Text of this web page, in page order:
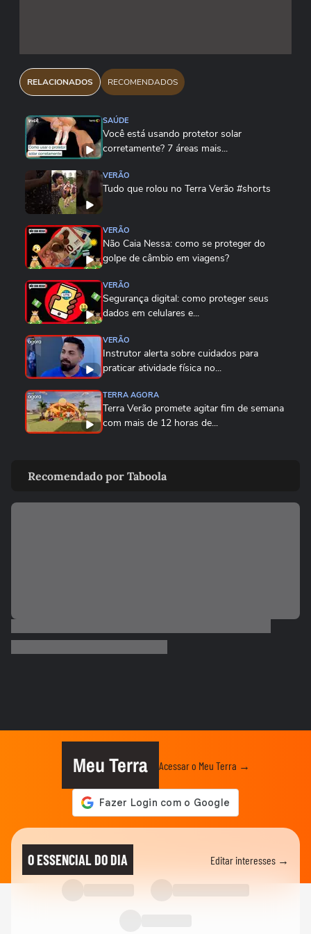
RELACIONADOS RECOMENDADOS
SAÚDE
Você está usando protetor solar
corretamente? 7 áreas mais...
VERÃO
Tudo que rolou no Terra Verão #shorts
VERÃO
Não Caia Nessa: como se proteger do
golpe de câmbio em viagens?
VERÃO
Segurança digital: como proteger seus
dados em celulares e...
VERÃO
Instrutor alerta sobre cuidados para
praticar atividade física no...
TERRA AGORA
Terra Verão promete agitar fim de semana
com mais de 12 horas de...
participa de ensaio da Unidos...
VERÃO
começar a correr
Como não cair em golpes de agências de
viagem
Descubra todos os detalhes do Terra
Verão
O que você considera indispensável para
Recomendado por Taboola
Meu Terra Acessar o Meu Terra →
O ESSENCIAL DO DIA Editar interesses →